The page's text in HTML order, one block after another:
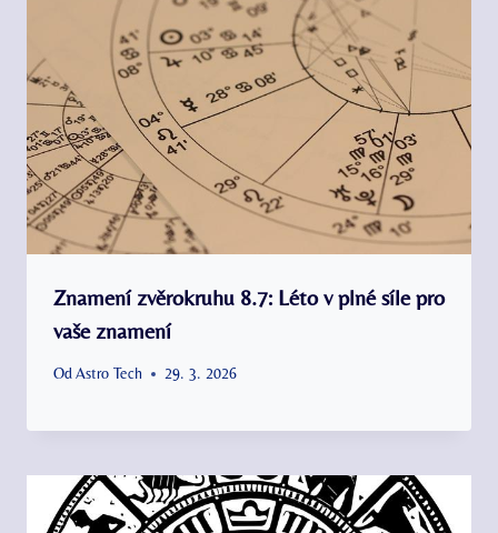
Znamení zvěrokruhu 8.7: Léto v plné síle pro
vaše znamení
Od Astro Tech 29. 3. 2026